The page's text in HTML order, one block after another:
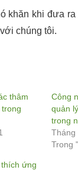
khăn khi đưa
chúng tôi.
thâm
Công
quản
trong
Tháng
Trong
ứng